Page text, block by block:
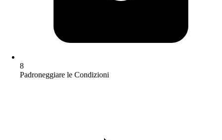
8
Padroneggiare le Condizioni